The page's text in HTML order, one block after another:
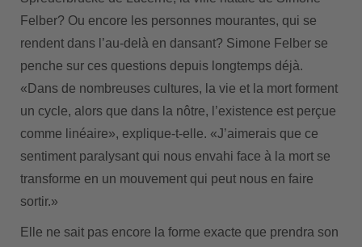
Felber? Ou encore les personnes mourantes, qui se
rendent dans l’au-delà en dansant? Simone Felber se
penche sur ces questions depuis longtemps déjà.
«Dans de nombreuses cultures, la vie et la mort forment
un cycle, alors que dans la nôtre, l’existence est perçue
comme linéaire», explique-t-elle. «J’aimerais que ce
sentiment paralysant qui nous envahi face à la mort se
transforme en un mouvement qui peut nous en faire
sortir.»
Elle ne sait pas encore la forme exacte que prendra son